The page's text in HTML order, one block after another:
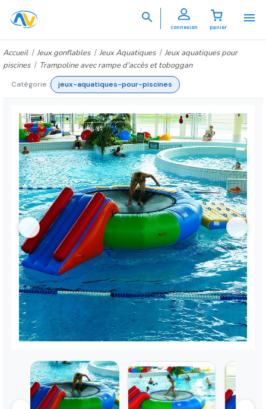

panier
connexion

Accueil Jeux gonflables Jeux Aquatiques
Jeux aquatiques pour
piscines
Trampoline avec rampe d'accès et toboggan
Catégorie : jeux-aquatiques-pour-piscines